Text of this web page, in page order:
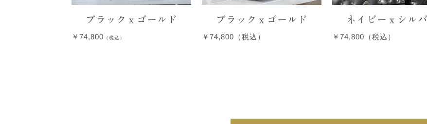
ブラックｘゴールド
￥74,800 （税込）
ブラックｘゴールド
￥74,800（税込）
ネイビーｘシル
￥74,800（税込）